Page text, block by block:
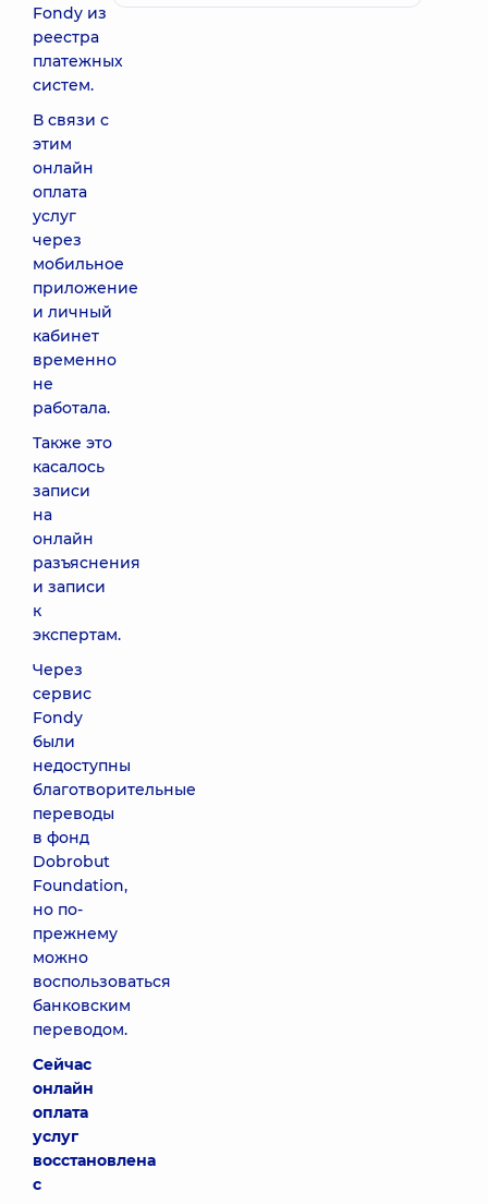
Fondy из
реестра
платежных
систем.
В связи с
этим
онлайн
оплата
услуг
через
мобильное
приложение
и личный
кабинет
временно
не
работала.
Также это
касалось
записи
на
онлайн
разъяснения
и записи
к
экспертам.
Через
сервис
Fondy
были
недоступны
благотворительные
переводы
в фонд
Dobrobut
Foundation,
но по-
прежнему
можно
воспользоваться
банковским
переводом.
Сейчас
онлайн
оплата
услуг
восстановлена
с